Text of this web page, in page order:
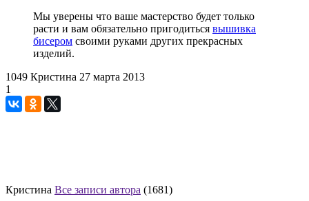
Мы уверены что ваше мастерство будет только
расти и вам обязательно пригодиться вышивка
бисером своими руками других прекрасных
изделий.
1049 Кристина 27 марта 2013
1
Кристина Все записи автора (1681)